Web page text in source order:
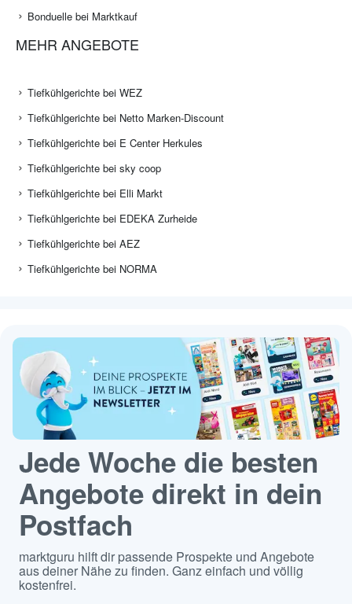
Bonduelle bei Marktkauf
MEHR ANGEBOTE
Tiefkühlgerichte bei WEZ
Tiefkühlgerichte bei Netto Marken-Discount
Tiefkühlgerichte bei E Center Herkules
Tiefkühlgerichte bei sky coop
Tiefkühlgerichte bei Elli Markt
Tiefkühlgerichte bei EDEKA Zurheide
Tiefkühlgerichte bei AEZ
Tiefkühlgerichte bei NORMA
Jede Woche die besten
Angebote direkt in dein
Postfach
marktguru hilft dir passende Prospekte und Angebote
aus deiner Nähe zu finden. Ganz einfach und völlig
kostenfrei.